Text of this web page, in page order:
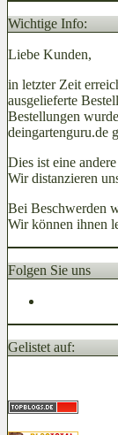
Wichtige Info:
Liebe Kunden,
in letzter Zeit
ausgelieferte
Bestellungen
deingartenguru.de
Dies ist eine
Wir distanzieren
Bei Beschwerden
Wir können ihnen
Folgen Sie uns
Gelistet auf: